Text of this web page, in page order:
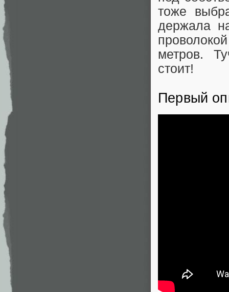
тоже
держала
метров.
стоит!
Первый